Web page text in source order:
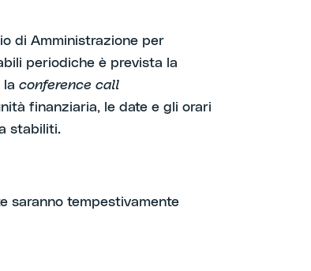
di Amministrazione per
periodiche è prevista la
la conference call
finanziaria, le date e gli orari
stabiliti.
saranno tempestivamente